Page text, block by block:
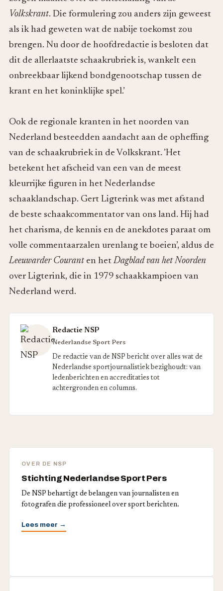
Volkskrant. Die formulering zou anders zijn geweest
als ik had geweten wat de nabije toekomst zou
brengen. Nu door de hoofdredactie is besloten dat
dit de allerlaatste schaakrubriek is, wankelt een
onbreekbaar lijkend bondgenootschap tussen de
krant en het koninklijke spel.’
Ook de regionale kranten in het noorden van
Nederland besteedden aandacht aan de opheffing
van de schaakrubriek in de Volkskrant. ’Het
betekent het afscheid van een van de meest
kleurrijke figuren in het Nederlandse
schaaklandschap. Gert Ligterink was met afstand
de beste schaakcommentator van ons land. Hij had
het charisma, de kennis en de anekdotes paraat om
volle commentaarzalen urenlang te boeien’, aldus de
Leeuwarder Courant en hetDagblad van het Noorden
over Ligterink, die in 1979 schaakkampioen van
Nederland werd.
Redactie NSP
Nederlandse Sport Pers
De redactie van de NSP bericht over alles wat de
Nederlandse sportjournalistiek bezighoudt: van
ledenberichten en accreditaties tot
achtergronden en columns.
OVER DE NSP
Stichting Nederlandse Sport Pers
De NSP behartigt de belangen van journalisten en
fotografen die professioneel over sport berichten.
Lees meer →